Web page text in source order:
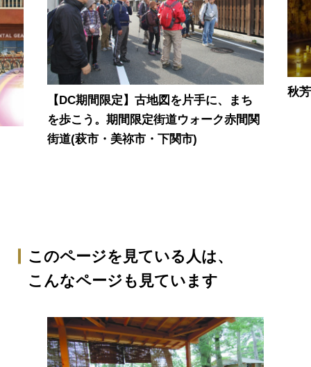
【DC期間限定】古地図を片手に、まち
を歩こう。期間限定街道ウォーク赤間関
街道(萩市・美祢市・下関市)
秋
このページを見ている人は、
こんなページも見ています